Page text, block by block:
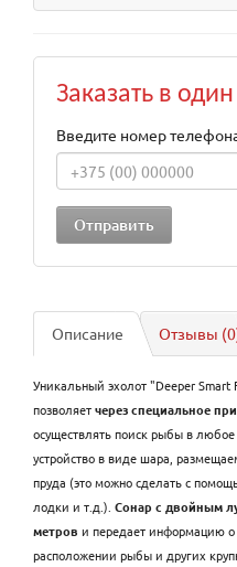
Заказать в
Введите номер
Описание Отзывы
Уникальный эхолот "Deeper
позволяетчерез специальное
осуществлять поиск рыбы в
устройство в виде шара,
пруда (это можно сделать с
лодки и т.д.). Сонар с двойным
метров и передает информацию о
расположении рыбы и других